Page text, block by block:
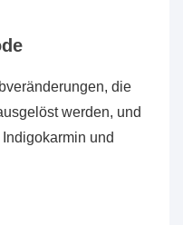
die
werden, und
und